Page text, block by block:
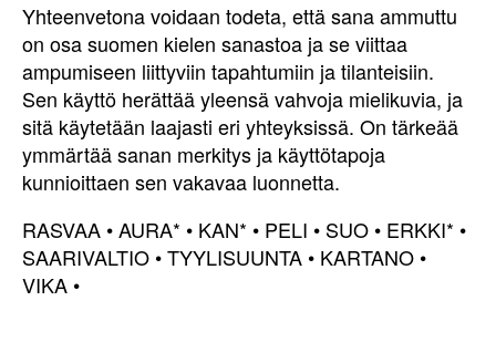
Yhteenvetona voidaan todeta, että sana ammuttu
on osa suomen kielen sanastoa ja se viittaa
ampumiseen liittyviin tapahtumiin ja tilanteisiin.
Sen käyttö herättää yleensä vahvoja mielikuvia, ja
sitä käytetään laajasti eri yhteyksissä. On tärkeää
ymmärtää sanan merkitys ja käyttötapoja
kunnioittaen sen vakavaa luonnetta.
RASVAA •AURA* • KAN* • PELI • SUO • ERKKI* •
SAARIVALTIO •TYYLISUUNTA • KARTANO •
VIKA •